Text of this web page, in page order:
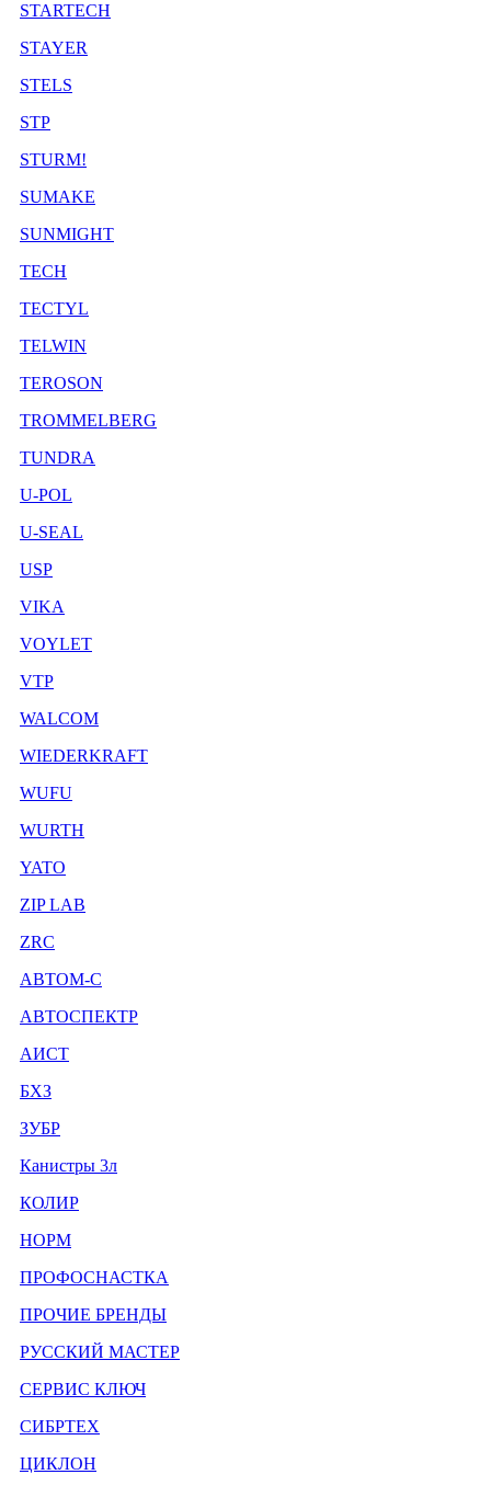
STARTECH
STAYER
STELS
STP
STURM!
SUMAKE
SUNMIGHT
TECH
TECTYL
TELWIN
TEROSON
TROMMELBERG
TUNDRA
U-POL
U-SEAL
USP
VIKA
VOYLET
VTP
WALCOM
WIEDERKRAFT
WUFU
WURTH
YATO
ZIP LAB
ZRC
АВТОМ-С
АВТОСПЕКТР
АИСТ
БХЗ
ЗУБР
Канистры 3л
КОЛИР
НОРМ
ПРОФОСНАСТКА
ПРОЧИЕ БРЕНДЫ
РУССКИЙ МАСТЕР
СЕРВИС КЛЮЧ
СИБРТЕХ
ЦИКЛОН